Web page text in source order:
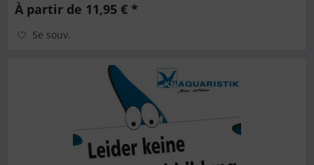
À partir de 11,95 € *
Se souv.